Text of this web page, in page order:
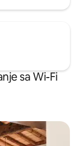
sa Wi-Fi